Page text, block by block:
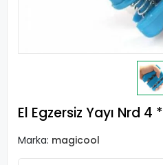
El Egzersiz Yayı Nrd 4 *
Marka: magicool